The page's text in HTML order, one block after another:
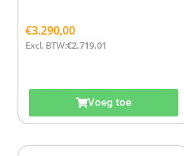
€3.290,00
Excl. BTW:€2.719,01
Voeg toe